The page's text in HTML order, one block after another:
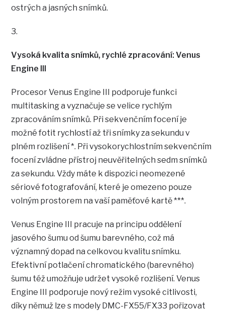
ostrých a jasných snímků.
3.
Vysoká kvalita snímků, rychlé zpracování: Venus
Engine III
Procesor Venus Engine III podporuje funkci
multitasking a vyznačuje se velice rychlým
zpracováním snímků. Při sekvenčním focení je
možné fotit rychlostí až tři snímky za sekundu v
plném rozlišení *. Při vysokorychlostním sekvenčním
focení zvládne přístroj neuvěřitelných sedm snímků
za sekundu. Vždy máte k dispozici neomezené
sériové fotografování, které je omezeno pouze
volným prostorem na vaší paměťové kartě ***.
Venus Engine III pracuje na principu oddělení
jasového šumu od šumu barevného, což má
významný dopad na celkovou kvalitu snímku.
Efektivní potlačení chromatického (barevného)
šumu též umožňuje udržet vysoké rozlišení. Venus
Engine III podporuje nový režim vysoké citlivosti,
díky němuž lze s modely DMC-FX55/FX33 pořizovat